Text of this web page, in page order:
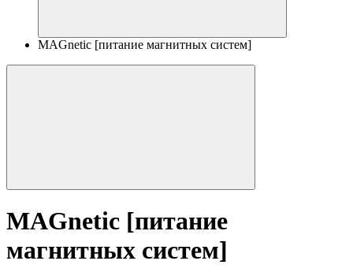
MAGnetic [питание магнитных систем]
MAGnetic [питание
магнитных систем]